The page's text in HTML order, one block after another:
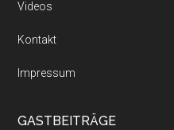
Videos
Kontakt
Impressum
GASTBEITRÄGE